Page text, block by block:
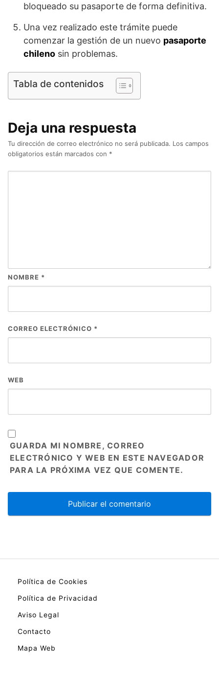
bloqueado su pasaporte de forma definitiva.
Una vez realizado este trámite puede
comenzar la gestión de un nuevo pasaporte
chileno sin problemas.
Tabla de contenidos
Deja una respuesta
Tu dirección de correo electrónico no será publicada. Los campos
obligatorios están marcados con *
NOMBRE *
CORREO ELECTRÓNICO *
WEB
GUARDA MI NOMBRE, CORREO
ELECTRÓNICO Y WEB EN ESTE NAVEGADOR
PARA LA PRÓXIMA VEZ QUE COMENTE.
Política de Cookies
Política de Privacidad
Aviso Legal
Contacto
Mapa Web